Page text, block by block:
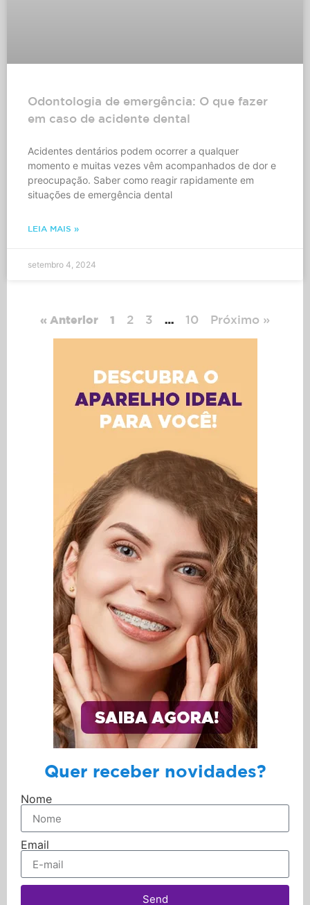
Odontologia de emergência: O que fazer
em caso de acidente dental
Acidentes dentários podem ocorrer a qualquer
momento e muitas vezes vêm acompanhados de dor e
preocupação. Saber como reagir rapidamente em
situações de emergência dental
LEIA MAIS »
setembro 4, 2024
« Anterior 1 2 3 … 10 Próximo »
Quer receber novidades?
Nome
Email
Send